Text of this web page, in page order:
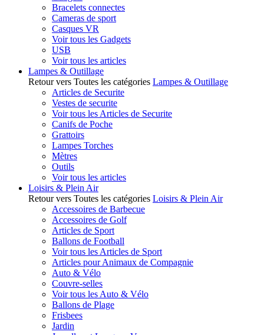
Bracelets connectes
Cameras de sport
Casques VR
Voir tous les Gadgets
USB
Voir tous les articles
Lampes & Outillage
Retour vers Toutes les catégories Lampes & Outillage
Articles de Securite
Vestes de securite
Voir tous les Articles de Securite
Canifs de Poche
Grattoirs
Lampes Torches
Mètres
Outils
Voir tous les articles
Loisirs & Plein Air
Retour vers Toutes les catégories Loisirs & Plein Air
Accessoires de Barbecue
Accessoires de Golf
Articles de Sport
Ballons de Football
Voir tous les Articles de Sport
Articles pour Animaux de Compagnie
Auto & Vélo
Couvre-selles
Voir tous les Auto & Vélo
Ballons de Plage
Frisbees
Jardin